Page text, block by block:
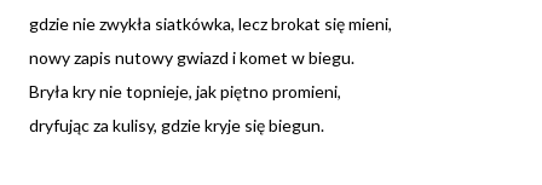
gdzie nie zwykła siatkówka, lecz brokat się mieni,
nowy zapis nutowy gwiazd i komet w biegu.
Bryła kry nie topnieje, jak piętno promieni,
dryfując za kulisy, gdzie kryje się biegun.